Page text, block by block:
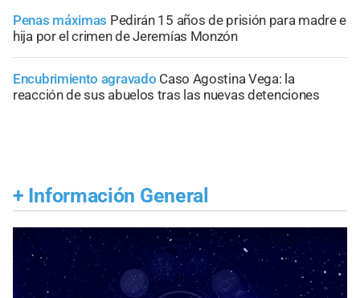
Penas máximas Pedirán 15 años de prisión para madre e
hija por el crimen de Jeremías Monzón
Encubrimiento agravado Caso Agostina Vega: la
reacción de sus abuelos tras las nuevas detenciones
+ Información General